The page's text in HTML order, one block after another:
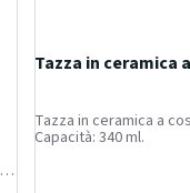
Tazza in ceramica
Tazza in ceramica a
Capacità: 340 ml.